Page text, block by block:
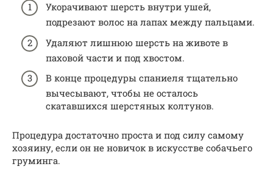
Укорачивают шерсть внутри ушей,
подрезают волос на лапах между пальцами.
Удаляют лишнюю шерсть на животе в
паховой части и под хвостом.
В конце процедуры спаниеля тщательно
вычесывают, чтобы не осталось
скатавшихся шерстяных колтунов.
Процедура достаточно проста и под силу самому
хозяину, если он не новичок в искусстве собачьего
груминга.